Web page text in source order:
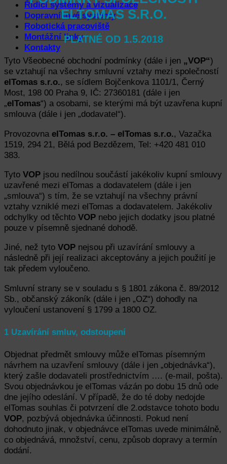
Řídící systémy a vizualizace
Dopravníkové systémy
Robotická pracoviště
Montážní linky
Kontakty
ELTOMAS S.R.O.
PLATNÉ OD 1.5.2018
Tyto Všeobecné obchodní podmínky (dále i jen „VOP“)
se vztahují na všechny smluvní vztahy mezi společností
elTomas s.r.o., se sídlem Bojčenkova 1101/1, Černý
Most, 198 00 Praha 9, IČ: 27360181 (dále i jen
„elTomas“) a osobami, se kterými má být uzavřena kupní
smlouva (dále i jen „dodavatel“).
Provozovna elTomas s.r.o. – elTomas s.r.o., Vazačka
1519, 294 21, Bělá pod Bezdězem, Tel: +420 481 010
383.
Tyto VOP jsou nedílnou součástí jakékoliv kupní smlouvy
uzavřené mezi elTomas a dodavatelem (dále i jen
„smlouva“) s tím, že se vztahují na všechny právní
vztahy vzniklé mezi elTomas a dodavatelem. Jakékoliv
odchylky od těchto VOP nebo jejich dodatky jsou platné
pouze v písemně sjednané dohodě.
Jiné, než tyto VOP nejsou při uzavírání smlouvy a
následně při její realizaci akceptovány a jejich použití je
tak předem vyloučeno.
Smluvní strany se v souladu s § 1801 zákona č. 89/2012
Sb., občanský zákoník (dále i jen „OZ“) dohodly na
vyloučení ustanovení § 1799 a 1800 OZ.
1 Uzavírání smluv, odstoupení
Objednat předmět smlouvy může elTomas písemným
návrhem na uzavření smlouvy (dále i jen „objednávka“),
který zašle dodavateli prostřednictvím …. (e-mail, pošta).
Svou objednávkou je elTomas vázán po dobu 15 dnů ode
dne jejího odeslání. V případě, že do té doby nedojde
elTomas souhlas či potvrzení dle 2.odstavce tohoto bodu
VOP, pozbývá objednávka účinnosti. Pokud není
dohodnuto jinak, v objednávce elTomas uvede minimálně,
co objednává, množství, cenu, způsob dopravy a termín
dodání.